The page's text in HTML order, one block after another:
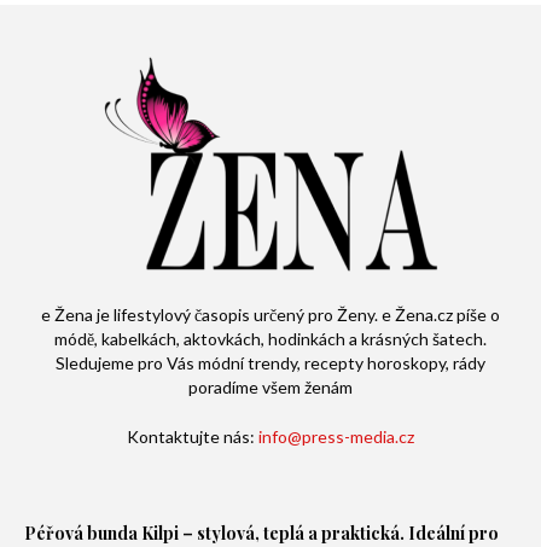
e Žena je lifestylový časopis určený pro Ženy. e Žena.cz píše o
módě, kabelkách, aktovkách, hodinkách a krásných šatech.
Sledujeme pro Vás módní trendy, recepty horoskopy, rády
poradíme všem ženám
Kontaktujte nás: info@press-media.cz
Péřová bunda Kilpi – stylová, teplá a praktická. Ideální pro